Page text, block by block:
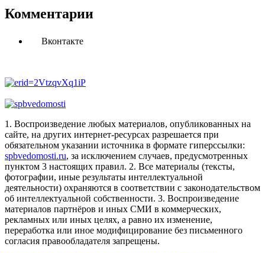
Комментарии
Вконтакте
1. Воспроизведение любых материалов, опубликованных на
сайте, на других интернет-ресурсах разрешается при
обязательном указании источника в формате гиперссылки:
spbvedomosti.ru, за исключением случаев, предусмотренных
пунктом 3 настоящих правил. 2. Все материалы (тексты,
фотографии, иные результаты интеллектуальной
деятельности) охраняются в соответствии с законодательством
об интеллектуальной собственности. 3. Воспроизведение
материалов партнёров и иных СМИ в коммерческих,
рекламных или иных целях, а равно их изменение,
переработка или иное модифицирование без письменного
согласия правообладателя запрещены.